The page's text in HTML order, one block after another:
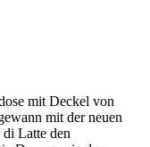
mit Deckel von
mit der neuen
Latte den